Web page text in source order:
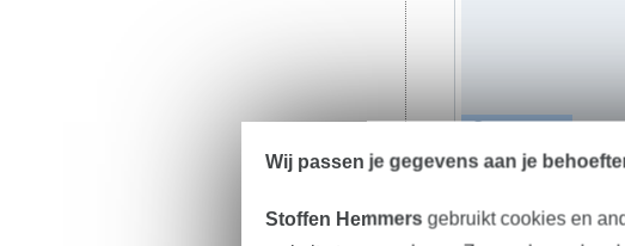
6,00 € / stuk
Wij passen je gegevens aan je
Stoffen Hemmers gebruikt cookies en